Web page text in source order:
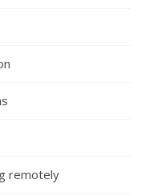
remotely